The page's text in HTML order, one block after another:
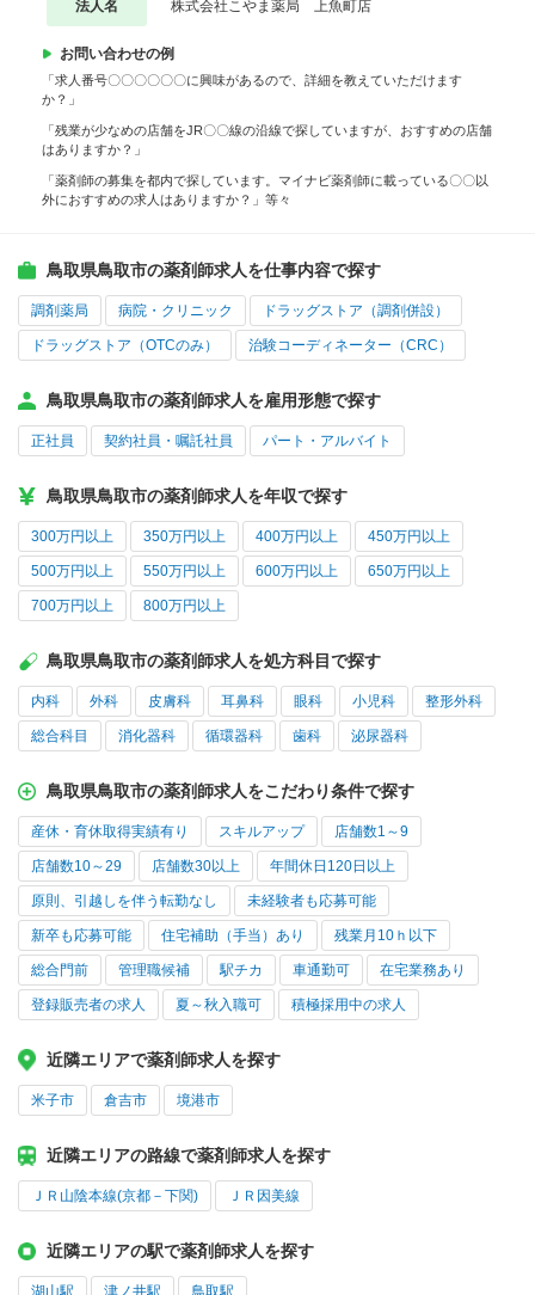
法人名 株式会社こやま薬局 上魚町店
お問い合わせの例
「求人番号〇〇〇〇〇〇に興味があるので、詳細を教えていただけます
か？」
「残業が少なめの店舗をJR〇〇線の沿線で探していますが、おすすめの店舗
はありますか？」
「薬剤師の募集を都内で探しています。マイナビ薬剤師に載っている〇〇以
外におすすめの求人はありますか？」等々
鳥取県鳥取市の薬剤師求人を仕事内容で探す
調剤薬局 病院・クリニック ドラッグストア（調剤併設）
ドラッグストア（OTCのみ） 治験コーディネーター（CRC）
鳥取県鳥取市の薬剤師求人を雇用形態で探す
正社員 契約社員・嘱託社員 パート・アルバイト
鳥取県鳥取市の薬剤師求人を年収で探す
300万円以上 350万円以上 400万円以上 450万円以上
500万円以上 550万円以上 600万円以上 650万円以上
700万円以上 800万円以上
鳥取県鳥取市の薬剤師求人を処方科目で探す
内科 外科 皮膚科 耳鼻科 眼科 小児科 整形外科
総合科目 消化器科 循環器科 歯科 泌尿器科
鳥取県鳥取市の薬剤師求人をこだわり条件で探す
産休・育休取得実績有り スキルアップ 店舗数1～9
店舗数10～29 店舗数30以上 年間休日120日以上
原則、引越しを伴う転勤なし 未経験者も応募可能
新卒も応募可能 住宅補助（手当）あり 残業月10ｈ以下
総合門前 管理職候補 駅チカ 車通勤可 在宅業務あり
登録販売者の求人 夏～秋入職可 積極採用中の求人
近隣エリアで薬剤師求人を探す
米子市 倉吉市 境港市
近隣エリアの路線で薬剤師求人を探す
ＪＲ山陰本線(京都－下関) ＪＲ因美線
近隣エリアの駅で薬剤師求人を探す